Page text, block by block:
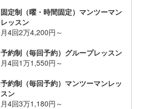
固定制（曜・時間固定）マンツーマン
レッスン
月4回2万4,200円～
予約制（毎回予約）グループレッスン
月4回1万1,550円～
予約制（毎回予約）マンツーマンレッ
スン
月4回3万1,180円～